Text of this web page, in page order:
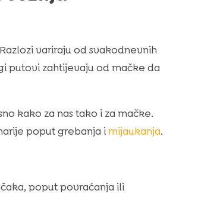
variraju od svakodnevnih
putovi zahtijevaju od mačke da
kako za nas tako i za mačke.
poput grebanja imijaukanja.
poput povraćanja ili